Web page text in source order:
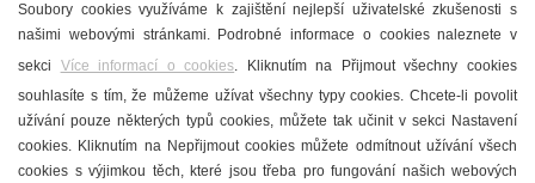
Mandloně
Ubytování
Restaurace
Městské muzeum a galerie
Denní meníčka
Soubory cookies využíváme k zajištění nejlepší uživatelské zkušenosti s
našimi webovými stránkami. Podrobné informace o cookies naleznete v
sekci Více informací o cookies. Kliknutím na Přijmout všechny cookies
souhlasíte s tím, že můžeme užívat všechny typy cookies. Chcete-li povolit
užívání pouze některých typů cookies, můžete tak učinit v sekci Nastavení
cookies. Kliknutím na Nepřijmout cookies můžete odmítnout užívání všech
cookies s výjimkou těch, které jsou třeba pro fungování našich webových